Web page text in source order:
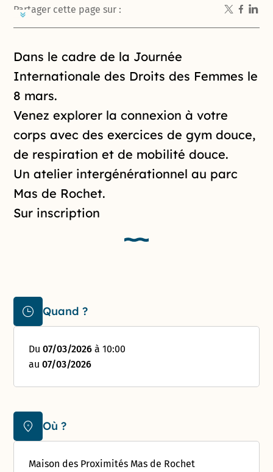
Quand ?
Du07/03/2026 à 10:00
au07/03/2026
Où ?
Maison des Proximités Mas de Rochet
Partager cette page sur :
Introduction de la page
Dans le cadre de la Journée
Internationale des Droits des Femmes le
8 mars.
Venez explorer la connexion à votre
corps avec des exercices de gym douce,
de respiration et de mobilité douce.
Un atelier intergénérationnelau parc
Mas de Rochet.
Sur inscription